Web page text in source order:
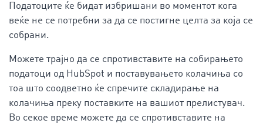
Податоците ќе бидат избришани во моментот кога
веќе не се потребни за да се постигне целта за која се
собрани.
Можете трајно да се спротивставите на собирањето
податоци од HubSpot и поставувањето колачиња со
тоа што соодветно ќе спречите складирање на
колачиња преку поставките на вашиот прелистувач.
Во секое време можете да се спротивставите на